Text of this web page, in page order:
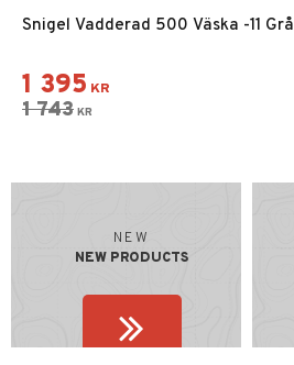
Snigel Vadderad 500 Väska -11 Grå
1 395 KR
1 743 KR
NEW
NEW PRODUCTS